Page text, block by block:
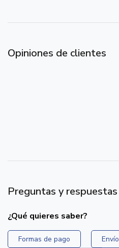
Opiniones de clientes
Preguntas y respuestas
¿Qué quieres saber?
Formas de pago
Envío